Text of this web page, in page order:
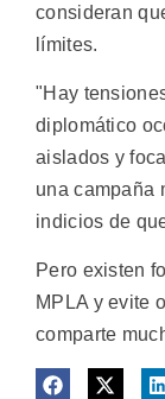
consideran
límites.
"Hay
diplomático
aislados y
una campaña
indicios de
Pero existen
MPLA y evite
comparte